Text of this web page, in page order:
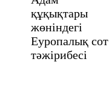
құқықтары
жөніндегі
Еуропалық сот
тәжірибесі